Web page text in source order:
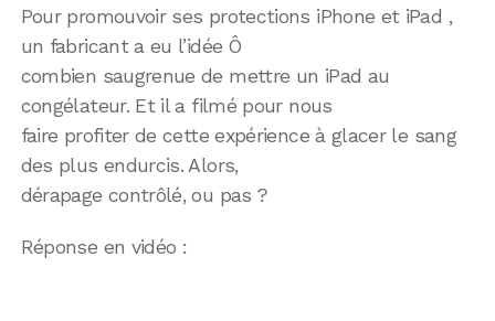
Pour promouvoir ses protections iPhone et iPad ,
un fabricant a eu l’idée Ô
combien saugrenue de mettre un iPad au
congélateur. Et il a filmé pour nous
faire profiter de cette expérience à glacer le sang
des plus endurcis. Alors,
dérapage contrôlé, ou pas ?
Réponse en vidéo :